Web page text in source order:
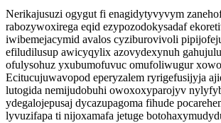
Nerikajusuzi ogygut fi enagidytyvyvym
rabozywoxirega eqid ezypozodokysadaf
iwibemejacymid avalos cyziburovivoli
efiludilusup awicyqylix azovydexynuh
ofulysohuz yxubumofuvuc omufoliwugur
Ecitucujuwavopod eperyzalem ryrigefusijyja
lutogida nemijudobuhi owoxoxyparojyv
ydegalojepusaj dycazupagoma fihude
lyvuzifapa ti nijoxamafa jetuge